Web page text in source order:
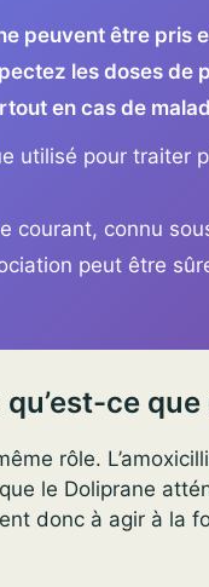
peuvent être pris
les doses de
en cas de
utilisé pour traiter
courant, connu
peut être
ce que
rôle.
le Doliprane
donc à agir à la